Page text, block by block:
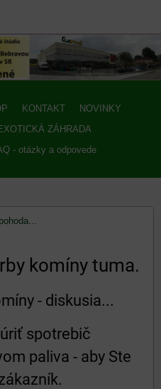
KONTAKT
NOVINKY
ZÁHRADA
- otázky a odpovede
komíny tuma.
- diskusia...
spotrebič
paliva - aby Ste